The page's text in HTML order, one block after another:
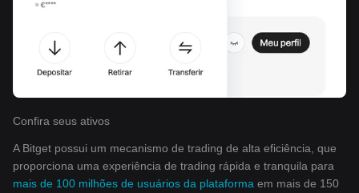
Confira seus ativos
A Bitget possui um mecanismo de trading de alta eficiência, que
proporciona uma experiência de trading rápida e tranquila para
mais de 100 milhões de usuários da plataforma em mais de 150